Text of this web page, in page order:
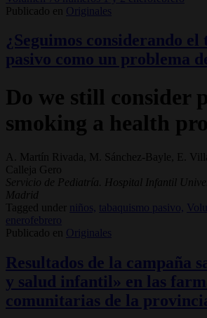
Publicado en
Originales
¿Seguimos considerando el
pasivo como un problema
Do we still consider
smoking a health
A. Martín Rivada, M. Sánchez-Bayle, E.
Calleja Gero
Servicio de Pediatría. Hospital Infantil
Madrid
Tagged under
niños, tabaquismo pasivo,
enerofebrero
Publicado en
Originales
Resultados de la campaña
y salud infantil» en las
comunitarias de la